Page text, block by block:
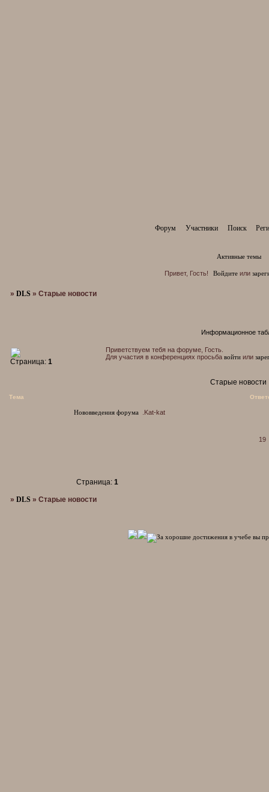
Форум Участники Поиск
Активные темы
Привет, Гость! Войдите или
»DLS »Старые новости
Информационное
Приветствуем тебя на форуме, Гость.
Для участия в конференциях просьба войти или
Старые новости
Страница:1
Тема
Нововведения форума .Kat-kat
19
Страница:1
»DLS »Старые новости